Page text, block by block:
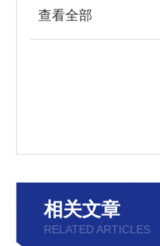
查看全部
相关文章
RELATED ARTICLES